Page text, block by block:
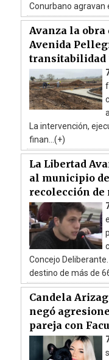
Conurbano agravan
Avanza la obra
Avenida
transitabilidad
La intervención,
finan...(+)
La Libertad
al municipio
recolección de
Concejo
destino de más de
Candela
negó
pareja con